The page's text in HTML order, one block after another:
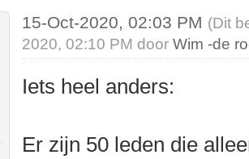
15-Oct-2020, 02:03 PM (Dit
2020, 02:10 PM doorWim -de
Iets heel anders:
Er zijn 50 leden die